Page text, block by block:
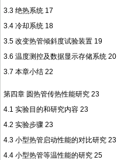
3.3 绝热系统 17
3.4 冷却系统 18
3.5 改变热管倾斜度试验装置 19
3.6 温度测控及数据显示存储系统 20
3.7 本章小结 22
第四章 圆热管传热性能研究 23
4.1 实验目的和研究内容 23
4.2 实验步骤 23
4.3 小型热管启动性能的对比研究 23
4.4 小型热管等温性能的研究 25